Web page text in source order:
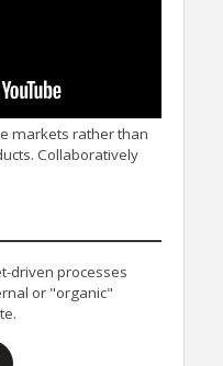
markets rather than
Collaboratively
driven processes
or "organic"